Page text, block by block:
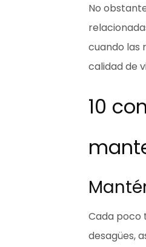
No
cuando las
calidad de
10
Cada poco
desagües,